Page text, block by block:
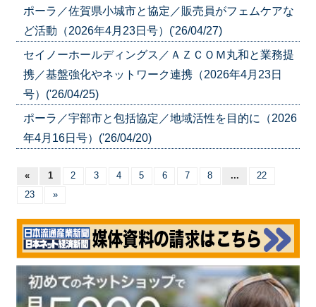
ポーラ／佐賀県小城市と協定／販売員がフェムケアな
ど活動（2026年4月23日号）('26/04/27)
セイノーホールディングス／ＡＺＣＯＭ丸和と業務提
携／基盤強化やネットワーク連携（2026年4月23日
号）('26/04/25)
ポーラ／宇部市と包括協定／地域活性を目的に（2026
年4月16日号）('26/04/20)
« 1 2 3 4 5 6 7 8 ...
22
23
»